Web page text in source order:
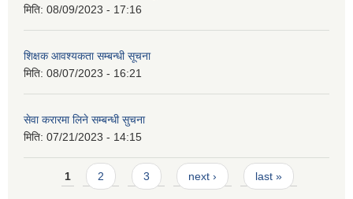
मिति: 08/09/2023 - 17:16
शिक्षक आवश्यकता सम्बन्धी सूचना
मिति: 08/07/2023 - 16:21
सेवा करारमा लिने सम्बन्धी सुचना
मिति: 07/21/2023 - 14:15
Pages
1 2 3 next › last »